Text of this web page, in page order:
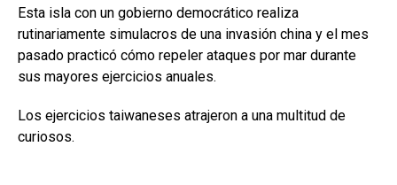
Esta isla con un gobierno democrático realiza
rutinariamente simulacros de una invasión china y el mes
pasado practicó cómo repeler ataques por mar durante
sus mayores ejercicios anuales.
Los ejercicios taiwaneses atrajeron a una multitud de
curiosos.